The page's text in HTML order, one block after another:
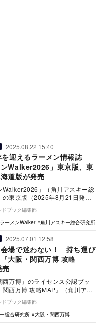
2025.08.22 15:40
迎えるラーメン情報誌
ンWalker2026」東京版、東
道版が発売
Walker2026」（角川アスキー総
の東京版（2025年8月21日発
版（2025年8月28日発売…
ドブック編集部
ーメンWalker 角川アスキー総合研究所
2025.07.01 12:58
会場で迷わない！ 持ち運び
大阪・関西万博 攻略
売
西万博」のライセンス公認ブッ
関西万博 攻略MAP』（角川アス
究所）が6月30日に発売された。
ドブック編集部
総合研究所
大阪・関西万博